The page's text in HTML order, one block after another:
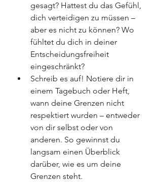
gesagt? Hattest du das Gefühl,
dich verteidigen zu müssen –
aber es nicht zu können? Wo
fühltet du dich in deiner
Entscheidungsfreiheit
eingeschränkt?
Schreib es auf! Notiere dir in
einem Tagebuch oder Heft,
wann deine Grenzen nicht
respektiert wurden – entweder
von dir selbst oder von
anderen. So gewinnst du
langsam einen Überblick
darüber, wie es um deine
Grenzen steht.